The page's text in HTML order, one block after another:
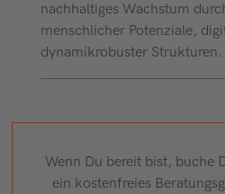
nachhaltiges Wachstum
menschlicher Potenziale,
dynamikrobuster Strukturen.
Wenn Du bereit bist, buche
ein kostenfreies